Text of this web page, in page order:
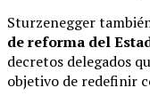
Sturzenegger
de reforma del
decretos delegados
objetivo de redefinir